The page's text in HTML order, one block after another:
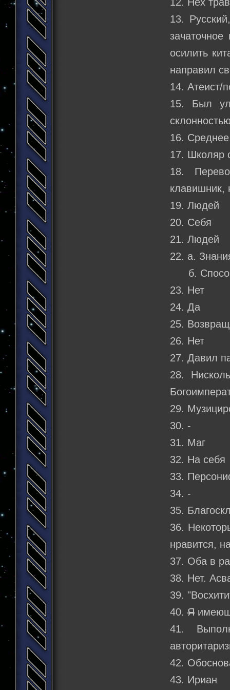
13.
осилить
направил
14. Атеист/
15. Был
16.
17. Школяр
18.
клавишник,
19. Людей
20. Себя
21. Людей
22. а.
б.
23. Нет
24. Да
25.
26. Нет
27. Давил
28.
29.
30. -
31. Маг
32. На себя
33.
34. -
35.
36.
нравится,
37. Оба в
38. Нет.
39.
40.Я
41.
42.
43. Ириан